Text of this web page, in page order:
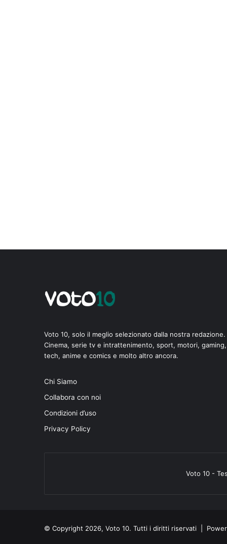
Voto 10, solo il meglio selezionato dalla nostra redazione.
Cinema, serie tv e intrattenimento, sport, motori, gaming,
tech, anime e comics e molto altro ancora.
Chi Siamo
Collabora con noi
Condizioni d’uso
Privacy Policy
Voto 10 -
© Copyright 2026, Voto 10. Tutti i diritti riservati |